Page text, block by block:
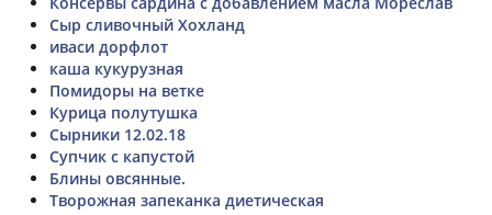
Сыр сливочный Хохланд
иваси дорфлот
каша кукурузная
Помидоры на ветке
Курица полутушка
Сырники 12.02.18
Супчик с капустой
Блины овсянные.
Творожная запеканка диетическая